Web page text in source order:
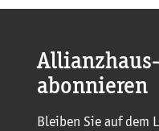
abonnieren
Bleiben Sie auf dem